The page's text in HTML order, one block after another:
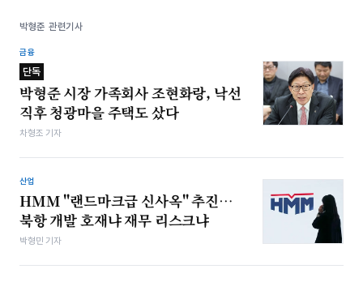
박형준 관련기사
금융
단독
박형준 시장 가족회사 조현화랑, 낙선
직후 청광마을 주택도 샀다
차형조 기자
산업
HMM "랜드마크급 신사옥" 추진…
북항 개발 호재냐 재무 리스크냐
박형민 기자